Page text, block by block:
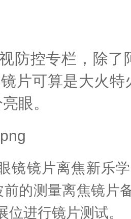
防控专栏 ， 除了
片可算是大火特
眼。
镜镜片离焦新乐
前的测量离焦镜片
位进行镜片测试。